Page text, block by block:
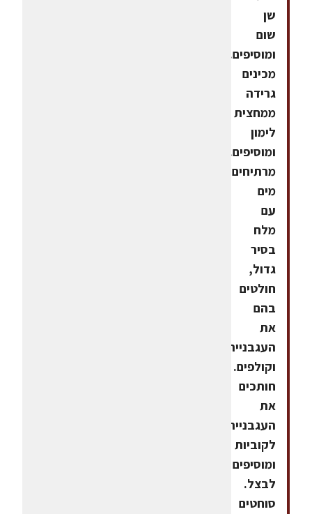
שן
שום
ומוסיפים.
מכינים
גרידה
ממחצית
לימון
ומוסיפים.
מרתיחים
מים
עם
מלח
בסיר
גדול,
חולטים
בהם
את
העגבנייה
וקולפים.
חותכים
את
העגבנייה
לקוביות
ומוסיפים
לבצל.
סוחטים